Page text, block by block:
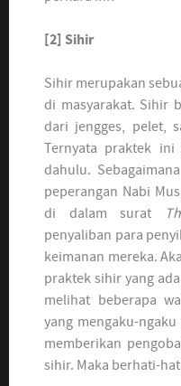
[2] Sihir
Sihir merupakan
di masyarakat. Sihir
dari jengges, pelet,
Ternyata praktek ini
dahulu.
peperangan Nabi
di dalam surat
penyaliban para
keimanan mereka.
praktek sihir yang
melihat beberapa
yang mengaku-
memberikan
sihir. Maka berhati-